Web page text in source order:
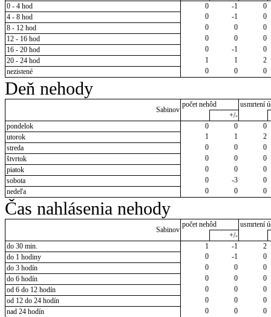
0 - 4 hod
0 -1
0
4 - 8 hod
0 -1
0
8 - 12 hod
0 0
0
12 - 16 hod
0 0
0
16 - 20 hod
0 -1
0
20 - 24 hod
1 1
2
nezistené
0 0 0
Deň nehody
Sabinov
počet nehôd
usmrtení
+/-
pondelok
0 0
0
utorok
1 1
2
streda
0 0
0
štvrtok
0 0
0
piatok
0 0
0
sobota
0 -3
0
nedeľa
0 0 0
Čas nahlásenia nehody
Sabinov
počet nehôd
usmrtení
+/-
do 30 min.
1 -1
2
do 1 hodiny
0 -1
0
do 3 hodín
0 0
0
do 6 hodín
0 0
0
od 6 do 12 hodín
0 0
0
od 12 do 24 hodín
0 0
0
nad 24 hodín
0 0
0